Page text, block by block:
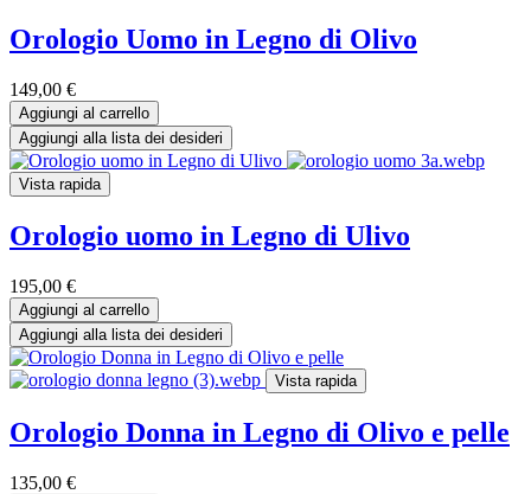
Orologio Uomo in Legno di Olivo
149,00 €
Aggiungi al carrello
Aggiungi alla lista dei desideri
Vista rapida
Orologio uomo in Legno di Ulivo
195,00 €
Aggiungi al carrello
Aggiungi alla lista dei desideri
Vista rapida
Orologio Donna in Legno di Olivo e pelle
135,00 €